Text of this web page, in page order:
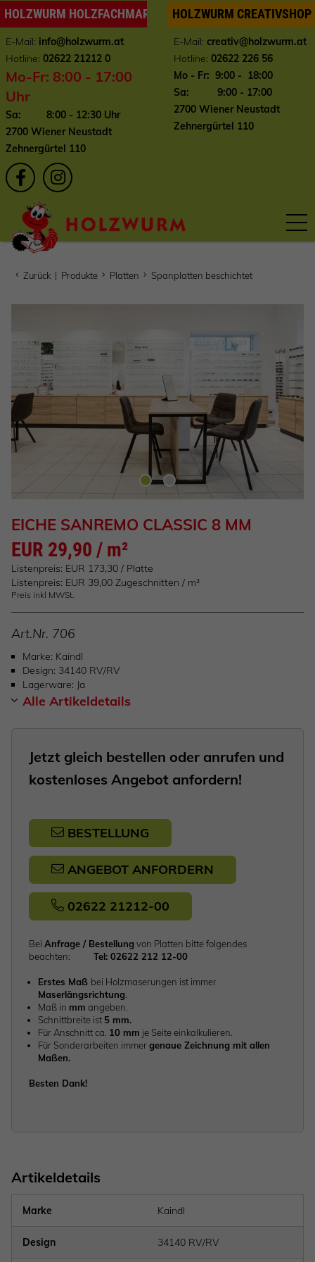
HOLZWURM HOLZFACHMARKT
E-Mail: info@holzwurm.at
Hotline: 02622 21212 0
Mo-Fr: 8:00 - 17:00
Uhr
Sa: 8:00 - 12:30 Uhr
2700 Wiener Neustadt
Zehnergürtel 110
HOLZWURM CREATIVSHOP
E-Mail: creativ@holzwurm.at
Hotline: 02622 226 56
Mo - Fr: 9:00 - 18:00
Sa: 9:00 - 17:00
2700 Wiener Neustadt
Zehnergürtel 110
Zurück | Produkte Platten Spanplatten beschichtet
EICHE SANREMO CLASSIC 8 MM
EUR 29,90 / m²
Listenpreis: EUR 173,30 / Platte
Listenpreis: EUR 39,00 Zugeschnitten / m²
Preis inkl MWSt.
Art.Nr. 706
Marke Kaindl
Design 34140 RV/RV
Lagerware Ja
Alle Artikeldetails
Jetzt gleich bestellen oder anrufen und
kostenloses Angebot anfordern!
BESTELLUNG
ANGEBOT ANFORDERN
02622 21212-00
Bei Anfrage / Bestellung von Platten bitte folgendes
beachten: Tel: 02622 212 12-00
Erstes Maß bei Holzmaserungen ist immer
Maserlängsrichtung.
Maß in mm angeben.
Schnittbreite ist 5 mm.
Für Anschnitt ca. 10 mm je Seite einkalkulieren.
Für Sonderarbeiten immergenaue Zeichnung mit allen
Maßen.
Besten Dank!
Artikeldetails
Marke Kaindl
Design 34140 RV/RV